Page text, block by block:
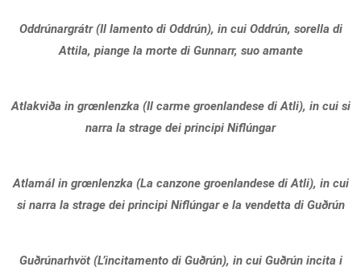
Oddrúnargrátr (Il lamento di Oddrún), in cui Oddrún, sorella di
Attila, piange la morte di Gunnarr, suo amante
Atlakviða in grœnlenzka (Il carme groenlandese di Atli), in cui si
narra la strage dei principi Niflúngar
Atlamál in grœnlenzka (La canzone groenlandese di Atli), in cui
si narra la strage dei principi Niflúngar e la vendetta di Guðrún
Guðrúnarhvöt (L’incitamento di Guðrún), in cui Guðrún incita i